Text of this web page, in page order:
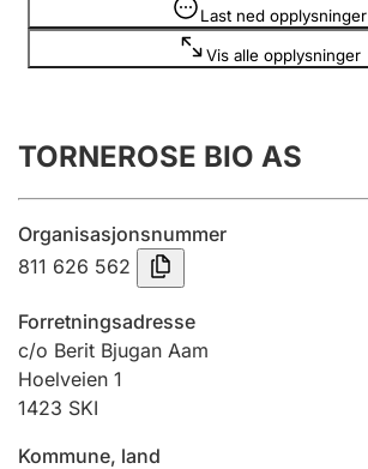
Årsregnskap
Innsending og forsinkelsesgebyr
Tinglysing
Jeger
Betaling og jegeravgiftskort
Last ned opplysninger
Vis alle opplysninger
TORNEROSE BIO AS
Organisasjonsnummer
811 626 562
Forretningsadresse
c/o Berit Bjugan Aam
Hoelveien 1
1423 SKI
Kommune, land